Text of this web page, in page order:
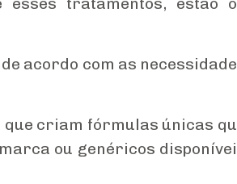
tratamentos, estão
acordo com as
que criam fórmulas únicas
ou genéricos